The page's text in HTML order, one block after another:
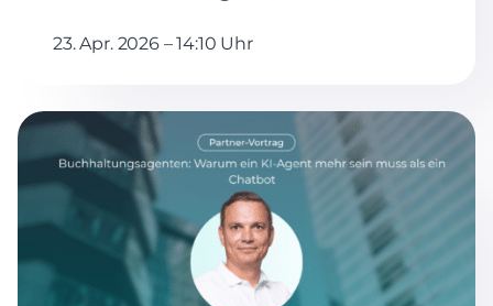
23. Apr. 2026 – 14:10 Uhr